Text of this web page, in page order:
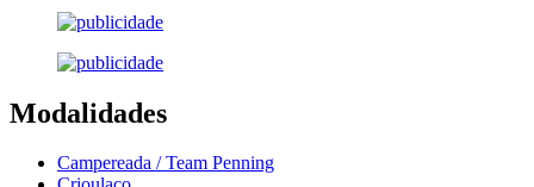
Modalidades
Campereada / Team Penning